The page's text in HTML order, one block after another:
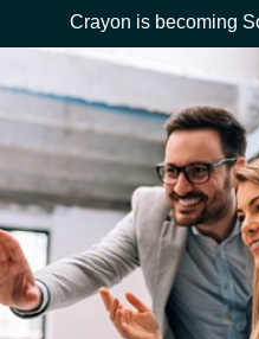
Crayon is becoming